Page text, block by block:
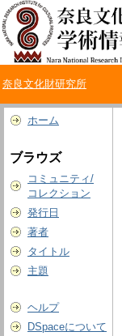
奈良文化財研究所
ホーム
ブラウズ
コミュニティ/
コレクション
発行日
著者
タイトル
主題
ヘルプ
DSpaceについて